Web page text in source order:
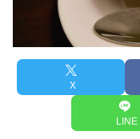
X
LINE